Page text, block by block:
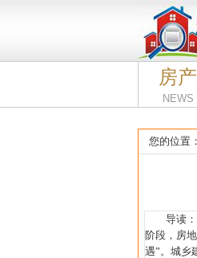
房产
NEWS
您的位置：
导读：房
阶段，房
遇”。城乡